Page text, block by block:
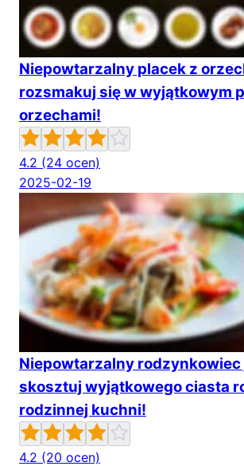
Niepowtarzalny placek z
rozsmakuj się w wyjątkowym
orzechami!
4.2 (24 ocen)
2025-02-19
Niepowtarzalny
skosztuj wyjątkowego ciasta
rodzinnej kuchni!
4.2 (20 ocen)